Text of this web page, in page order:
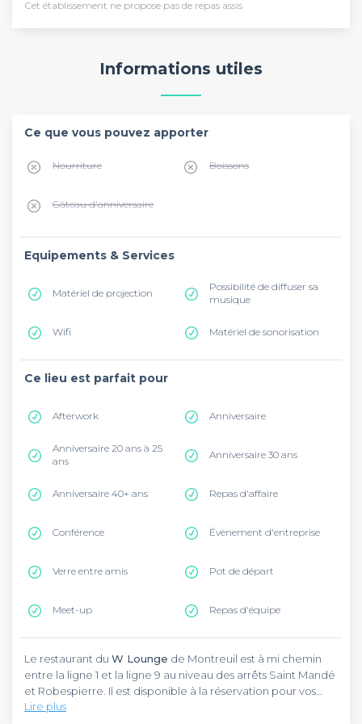
Cet établissement ne propose pas de repas assis
Informations utiles
Ce que vous pouvez apporter
Nourriture Boissons
Gâteau d'anniversaire
Equipements & Services
Matériel de projection
Possibilité de diffuser sa
musique
Wifi Matériel de sonorisation
Ce lieu est parfait pour
Afterwork Anniversaire
Anniversaire 20 ans à 25
ans
Anniversaire 30 ans
Anniversaire 40+ ans Repas d'affaire
Conférence Évènement d'entreprise
Verre entre amis Pot de départ
Meet-up Repas d'équipe
Le restaurant du W Lounge de Montreuil est à mi chemin
entre la ligne 1 et la ligne 9 au niveau des arrêts Saint Mandé
et Robespierre. Il est disponible à la réservation pour vos
évènements professionnels et privés comme les
Lire plus